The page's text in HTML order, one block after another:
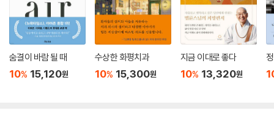
보면 내가 예측하지 못한 경우의 수가 펼쳐지기도 한다는 걸 잘 알기 때문
이다.
--- p.187, 「두려움을 안고 점프」 중에서
자기 내면의 소리에 귀 기울이고 직감을 따라 가보라고 하면 많은 사람이
“진심이 향하는 길로 걸어가세요.
그 길이 당신 삶의 정답이니까요.”
둘째 딸로 태어났다. 5년이 지나고서야 호적이 등록되었을 만큼 탄생이 축
숨결이 바람 될 때
10% 15,120원
수상한 화평치과
10% 15,300원
지금 이대로 좋다
10% 13,320원